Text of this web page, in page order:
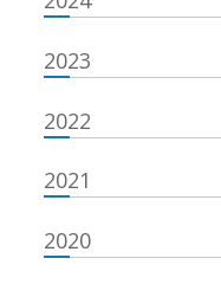
2023
2022
2021
2020